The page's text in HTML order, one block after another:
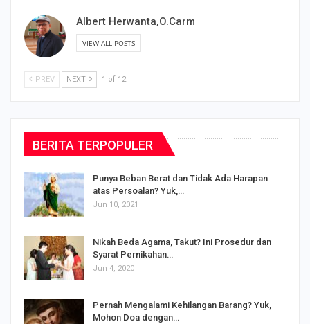
Albert Herwanta,O.Carm
VIEW ALL POSTS
PREV NEXT 1 of 12
BERITA TERPOPULER
Punya Beban Berat dan Tidak Ada Harapan
atas Persoalan? Yuk,…
Jun 10, 2021
Nikah Beda Agama, Takut? Ini Prosedur dan
Syarat Pernikahan…
Jun 4, 2020
Pernah Mengalami Kehilangan Barang? Yuk,
Mohon Doa dengan…